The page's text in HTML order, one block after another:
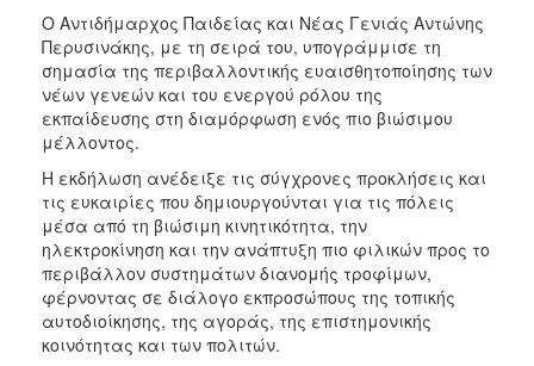
Ο Αντιδήμαρχος Παιδείας και Νέας Γενιάς Αντώνης
Περυσινάκης, με τη σειρά του, υπογράμμισε τη
σημασία της περιβαλλοντικής ευαισθητοποίησης των
νέων γενεών και του ενεργού ρόλου της
εκπαίδευσης στη διαμόρφωση ενός πιο βιώσιμου
μέλλοντος.
Η εκδήλωση ανέδειξε τις σύγχρονες προκλήσεις και
τις ευκαιρίες που δημιουργούνται για τις πόλεις
μέσα από τη βιώσιμη κινητικότητα, την
ηλεκτροκίνηση και την ανάπτυξη πιο φιλικών προς το
περιβάλλον συστημάτων διανομής τροφίμων,
φέρνοντας σε διάλογο εκπροσώπους της τοπικής
αυτοδιοίκησης, της αγοράς, της επιστημονικής
κοινότητας και των πολιτών.